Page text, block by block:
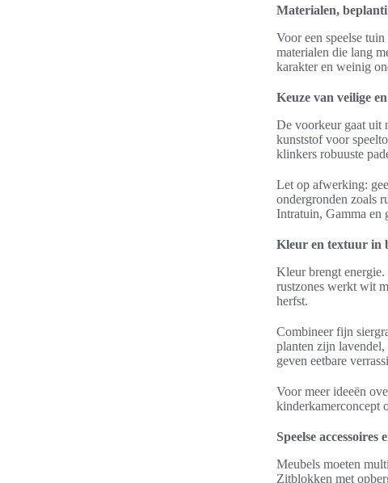
Materialen,
Voor een speelse
materialen die lang
karakter en weinig
Keuze van veilige
De voorkeur gaat uit
kunststof voor
klinkers robuuste
Let op afwerking:
ondergronden zoals
Intratuin, Gamma en
Kleur en textuur in
Kleur brengt energie.
rustzones werkt wit
herfst.
Combineer fijn
planten zijn lavendel,
geven eetbare
Voor meer ideeën
kinderkamerconcept
Speelse accessoires
Meubels moeten
Zitblokken met